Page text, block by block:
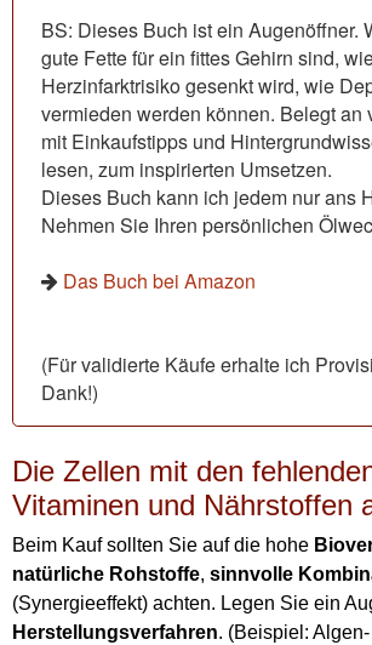
BS: Dieses Buch ist ein Augenöffner.
gute Fette für ein fittes Gehirn sind,
Herzinfarktrisiko gesenkt wird, wie
vermieden werden können. Belegt an
mit Einkaufstipps und
lesen, zum inspirierten Umsetzen.
Dieses Buch kann ich jedem nur ans
Nehmen Sie Ihren persönlichen
Das Buch bei Amazon
(Für validierte Käufe erhalte ich
Dank!)
Die Zellen mit den
Vitaminen und Nährstoffen
Beim Kauf sollten Sie auf die hohe
natürliche Rohstoffe, sinnvolle
(Synergieeffekt) achten. Legen Sie ein
Herstellungsverfahren. (Beispiel: